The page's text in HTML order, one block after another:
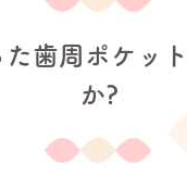
た歯周ポケッ
か?